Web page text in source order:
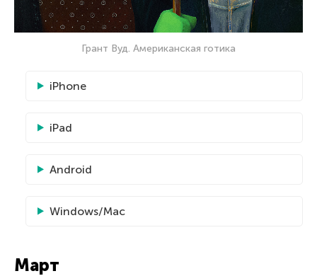
Грант Вуд. Американская готика
iPhone
iPad
Android
Windows/Mac
Март